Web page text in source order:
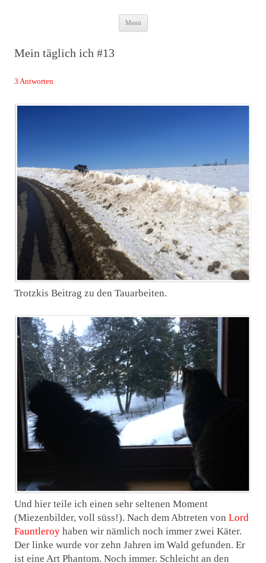
Das Neuste von JWD
Menü
Zum
Inhalt
Mein täglich ich #13
3 Antworten
Trotzkis Beitrag zu den Tauarbeiten.
Und hier teile ich einen sehr seltenen Moment
(Miezenbilder, voll süss!). Nach dem Abtreten von Lord
Fauntleroy haben wir nämlich noch immer zwei Käter.
Der linke wurde vor zehn Jahren im Wald gefunden. Er
ist eine Art Phantom. Noch immer. Schleicht an den